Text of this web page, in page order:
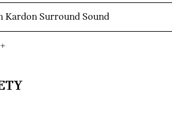
Kardon Surround Sound